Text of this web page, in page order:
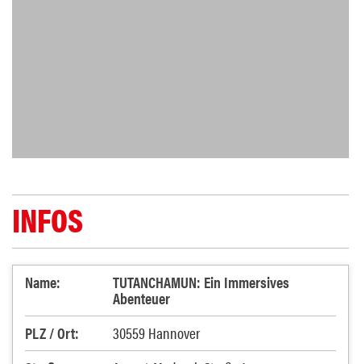
INFOS
Name: TUTANCHAMUN: Ein Immersives
Abenteuer
PLZ / Ort:
30559 Hannover